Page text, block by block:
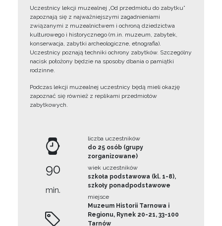
Uczestnicy lekcji muzealnej „Od przedmiotu do zabytku”
zapoznają się z najważniejszymi zagadnieniami
związanymi z muzealnictwem i ochroną dziedzictwa
kulturowego i historycznego (m.in. muzeum, zabytek,
konserwacja, zabytki archeologiczne, etnografia).
Uczestnicy poznają techniki ochrony zabytków. Szczególny
nacisk położony będzie na sposoby dbania o pamiątki
rodzinne.
Podczas lekcji muzealnej uczestnicy będą mieli okazję
zapoznać się również z replikami przedmiotów
zabytkowych.
90
min.
liczba uczestników
do 25 osób (grupy
zorganizowane)
wiek uczestników
szkoła podstawowa (kl. 1-8),
szkoły ponadpodstawowe
miejsce
Muzeum Historii Tarnowa i
Regionu, Rynek 20-21, 33-100
Tarnów